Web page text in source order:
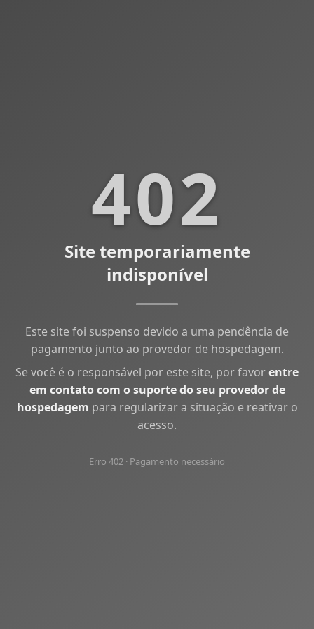
402
Site temporariamente
indisponível
Este site foi suspenso devido a uma pendência de
pagamento junto ao provedor de hospedagem.
Se você é o responsável por este site, por favorentre
em contato com o suporte do seu provedor de
hospedagem para regularizar a situação e reativar o
acesso.
Erro 402 · Pagamento necessário